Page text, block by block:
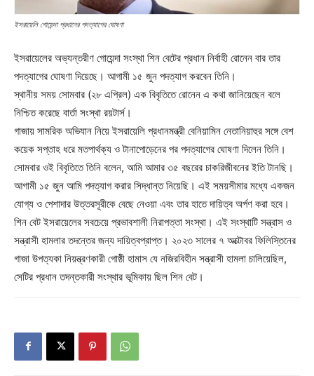
ইসরায়েলি গোয়েন্দা প্রধানের পদত্যাগের ঘোষণা
ইসরায়েলের অভ্যন্তরীণ গোয়েন্দা সংস্থা শিন বেটের প্রধান নির্বাহী রোনেন বার তার
পদত্যাগের ঘোষণা দিয়েছে। আগামী ১৫ জুন পদত্যাগ করবেন তিনি।
স্থানীয় সময় সোমবার (২৮ এপ্রিল) এক বিবৃতিতে রোনেন এ কথা জানিয়েছেন বলে
নিশ্চিত করেছে বার্তা সংস্থা রয়টার্স।
গাজায় সামরিক অভিযান নিয়ে ইসরায়েলি প্রধানমন্ত্রী বেনিয়ামিন নেতানিয়াহুর সঙ্গে বেশ
কয়েক সপ্তাহ ধরে মতপার্থক্য ও টানাপোড়েনের পর পদত্যাগের ঘোষণা দিলেন তিনি।
সোমবার ওই বিবৃতিতে তিনি বলেন, আমি আমার ৩৫ বছরের চাকরিজীবনের ইতি টানছি।
আগামী ১৫ জুন আমি পদত্যাগ করার সিদ্ধান্ত নিয়েছি। এই সময়সীমার মধ্যে একজন
যোগ্য ও পেশাদার উত্তরসূরীকে বেছে নেওয়া এবং তার হাতে দায়িত্ব অর্পণ করা হবে।
শিন বেট ইসরায়েলের সবচেয়ে প্রভাবশালী নিরাপত্তা সংস্থা। এই সংস্থাটি সন্ত্রাস ও
সন্ত্রাসী হামলার তদন্তের জন্য দায়িত্বপ্রাপ্ত। ২০২৩ সালের ৭ অক্টোবর ফিলিস্তিনের
গাজা উপত্যকা নিয়ন্ত্রণকারী গোষ্ঠী হামাস যে নজিরবিহীন সন্ত্রাসী হামলা চালিয়েছিল,
সেটির প্রধান তদন্তকারী সংস্থার ভূমিকায় ছিল শিন বেট।